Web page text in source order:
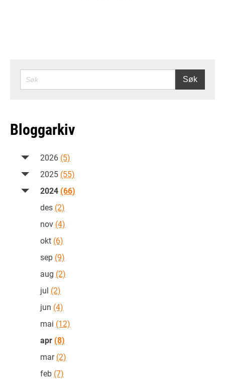
SØK Søk
Bloggarkiv
2026 (5)
2025 (55)
2024 (66)
des (2)
nov (4)
okt (6)
sep (9)
aug (2)
jul (2)
jun (4)
mai (12)
apr (8)
mar(2)
feb (7)